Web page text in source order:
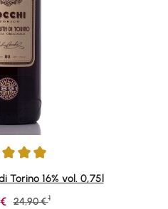
von 4.94 von 5 Sternen
Torino 16% vol. 0,75l
Verkaufspreis:
Regulärer Preis:
24,90 € 1